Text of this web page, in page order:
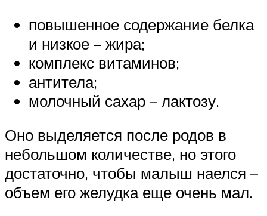
повышенное содержание белка
и низкое – жира;
комплекс витаминов;
антитела;
молочный сахар – лактозу.
Оно выделяется после родов в
небольшом количестве, но этого
достаточно, чтобы малыш наелся –
объем его желудка еще очень мал.